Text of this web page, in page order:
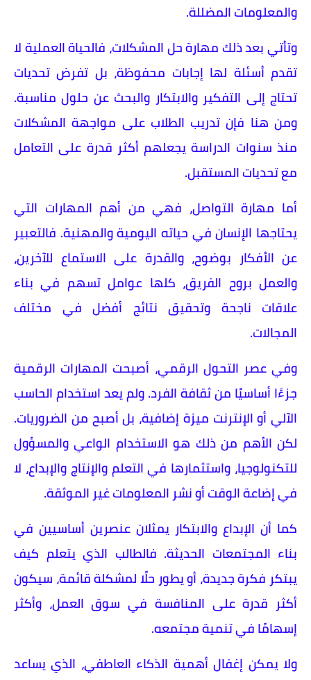
والمعلومات المضللة.
وتأتي بعد ذلك مهارة حل المشكلات، فالحياة العملية لا
تقدم أسئلة لها إجابات محفوظة، بل تفرض تحديات
تحتاج إلى التفكير والابتكار والبحث عن حلول مناسبة.
ومن هنا فإن تدريب الطلاب على مواجهة المشكلات
منذ سنوات الدراسة يجعلهم أكثر قدرة على التعامل
مع تحديات المستقبل.
أما مهارة التواصل، فهي من أهم المهارات التي
يحتاجها الإنسان في حياته اليومية والمهنية. فالتعبير
عن الأفكار بوضوح، والقدرة على الاستماع للآخرين،
والعمل بروح الفريق، كلها عوامل تسهم في بناء
علاقات ناجحة وتحقيق نتائج أفضل في مختلف
المجالات.
وفي عصر التحول الرقمي، أصبحت المهارات الرقمية
جزءًا أساسيًا من ثقافة الفرد. ولم يعد استخدام الحاسب
الآلي أو الإنترنت ميزة إضافية، بل أصبح من الضروريات.
لكن الأهم من ذلك هو الاستخدام الواعي والمسؤول
للتكنولوجيا، واستثمارها في التعلم والإنتاج والإبداع، لا
في إضاعة الوقت أو نشر المعلومات غير الموثقة.
كما أن الإبداع والابتكار يمثلان عنصرين أساسيين في
بناء المجتمعات الحديثة. فالطالب الذي يتعلم كيف
يبتكر فكرة جديدة، أو يطور حلًا لمشكلة قائمة، سيكون
أكثر قدرة على المنافسة في سوق العمل، وأكثر
إسهامًا في تنمية مجتمعه.
ولا يمكن إغفال أهمية الذكاء العاطفي، الذي يساعد